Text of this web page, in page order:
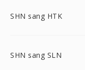
SHN sang HTK
SHN sang SLN